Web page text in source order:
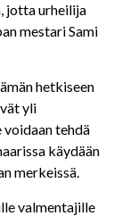
jotta urheilija
mestari Sami
hetkiseen
yli
voidaan tehdä
käydään
merkeissä.
valmentajille